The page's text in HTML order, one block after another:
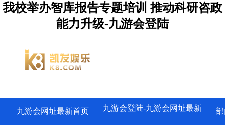
我校举办智库报告专题培训 推动科研咨政
能力升级-九游会登陆
九游会网址最新首页 九游会登陆-九游会网址最新